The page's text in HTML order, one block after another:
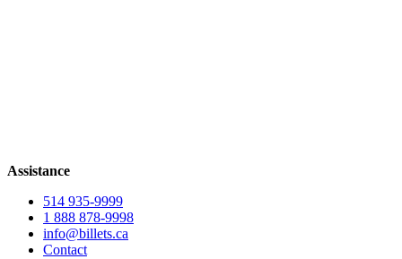
Assistance
514 935-9999
1 888 878-9998
info@billets.ca
Contact